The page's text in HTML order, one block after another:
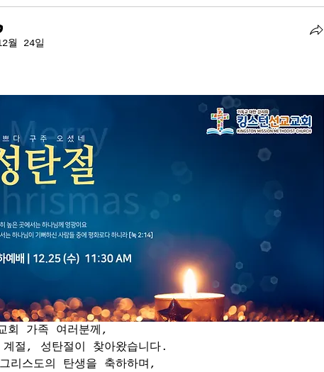
월 24일
회 가족 여러분께,
절, 성탄절이 찾아왔습니다.
리스도의 탄생을 축하하며,